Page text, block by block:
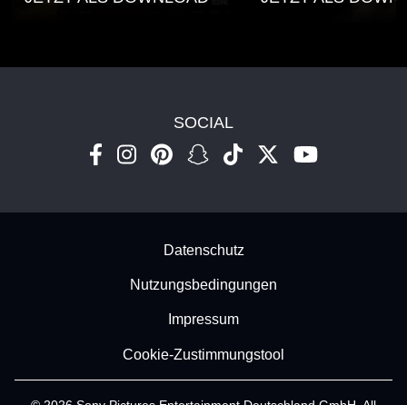
SOCIAL
Footer - SubfooterDatenschutz
Nutzungsbedingungen
Impressum
Cookie-Zustimmungstool